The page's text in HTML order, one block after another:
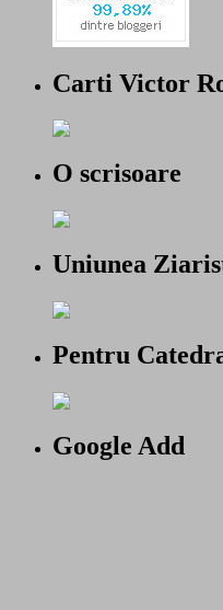
Carti Victor
O scrisoare
Uniunea
Pentru
Google Add